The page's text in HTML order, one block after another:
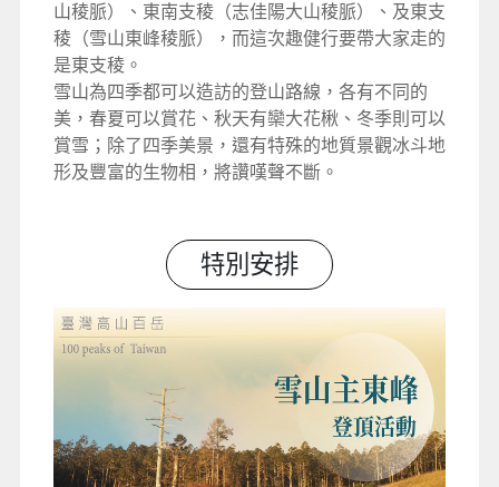
山稜脈）、東南支稜（志佳陽大山稜脈）、及東支
稜（雪山東峰稜脈），而這次趣健行要帶大家走的
是東支稜。
雪山為四季都可以造訪的登山路線，各有不同的
美，春夏可以賞花、秋天有欒大花楸、冬季則可以
賞雪；除了四季美景，還有特殊的地質景觀冰斗地
形及豐富的生物相，將讚嘆聲不斷。
特別安排